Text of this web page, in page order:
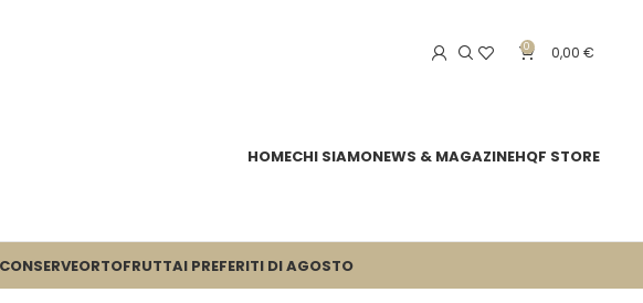
0 0,00€
HOMECHI SIAMONEWS & MAGAZINEHQF STORE
ORTOFRUTTAI PREFERITI DI AGOSTO